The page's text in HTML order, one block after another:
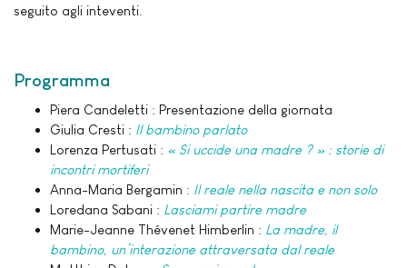
seguito agli inteventi.
Programma
Piera Candeletti : Presentazione della giornata
Giulia Cresti : Il bambino parlato
Lorenza Pertusati : « Si uccide una madre ? » : storie di
incontri mortiferi
Anna-Maria Bergamin : Il reale nella nascita e non solo
Loredana Sabani : Lasciami partire madre
Marie-Jeanne Thévenet Himberlin : La madre, il
bambino, un’interazione attraversata dal reale